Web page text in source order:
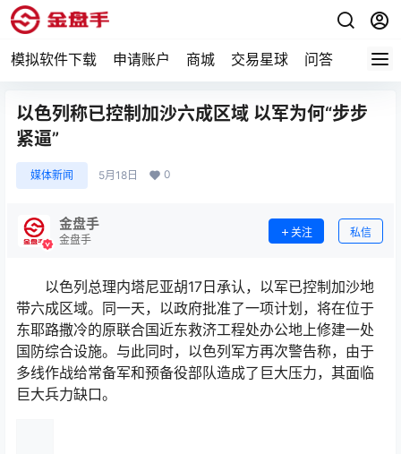
模拟软件下载 申请账户 商城 交易星球 问答 专题
以色列称已控制加沙六成区域 以军为何“步步
紧逼”
媒体新闻 5月18日 0
金盘手
金盘手
关注 私信
以色列总理内塔尼亚胡17日承认，以军已控制加沙地
带六成区域。同一天，以政府批准了一项计划，将在位于
东耶路撒冷的原联合国近东救济工程处办公地上修建一处
国防综合设施。与此同时，以色列军方再次警告称，由于
多线作战给常备军和预备役部队造成了巨大压力，其面临
巨大兵力缺口。